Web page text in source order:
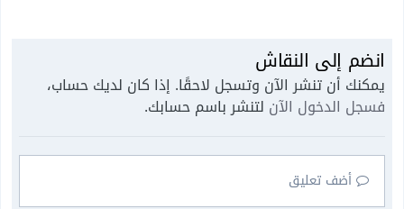
انضم إلى النقاش
يمكنك أن تنشر الآن وتسجل لاحقًا. إذا كان لديك حساب،
فسجل الدخول الآن لتنشر باسم حسابك.
أضف تعليق